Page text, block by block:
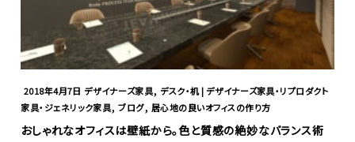
2018年4月7日 デザイナーズ家具, デスク・机 | デザイナーズ家具・リプロダクト
家具・ジェネリック家具,ブログ, 居心地の良いオフィスの作り方
おしゃれなオフィスは壁紙から。色と質感の絶妙なバランス術